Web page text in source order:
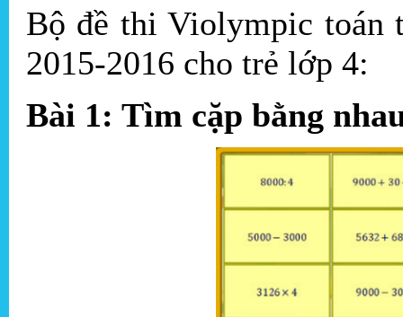
Bộ đề thi Violympic toán
2015-2016 cho trẻ lớp 4:
Bài 1: Tìm cặp bằng